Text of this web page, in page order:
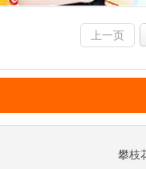
上一页
攀枝